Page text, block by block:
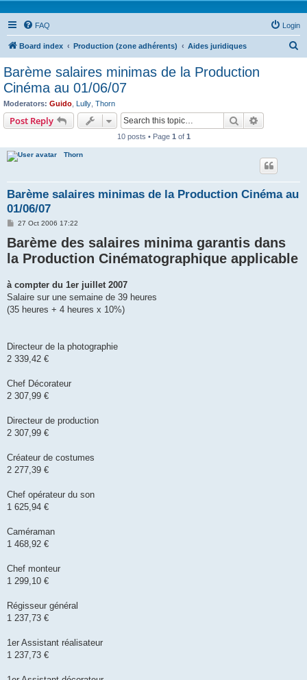
FAQ Login
Board index Production (zone adhérents) Aides juridiques
Barème salaires minimas de la Production
Cinéma au 01/06/07
Moderators: Guido Lully Thorn
Post Reply Search
10 posts • Page 1 of 1
Thorn
Barème salaires minimas de la Production Cinéma au
01/06/07
P
s
t
27 Oct 2006 17:22
Barème des salaires minima garantis dans
la Production Cinématographique applicable
à compter du 1er juillet 2007
Salaire sur une semaine de 39 heures
(35 heures + 4 heures x 10%)
Directeur de la photographie
2 339,42 €
Chef Décorateur
2 307,99 €
Directeur de production
2 307,99 €
Créateur de costumes
2 277,39 €
Chef opérateur du son
1 625,94 €
Caméraman
1 468,92 €
Chef monteur
1 299,10 €
Régisseur général
1 237,73 €
1er Assistant réalisateur
1 237,73 €